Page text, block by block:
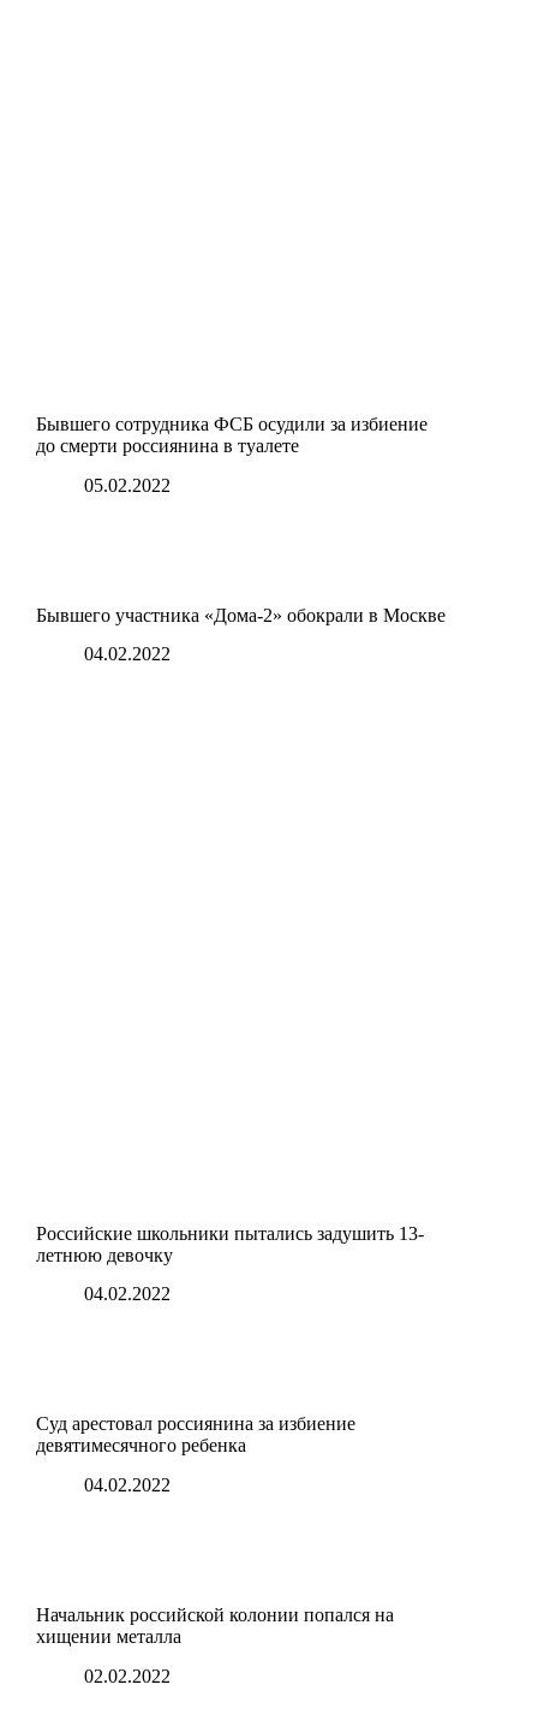
Бывшего сотрудника ФСБ осудили за избиение
до смерти россиянина в туалете
05.02.2022
Бывшего участника «Дома-2» обокрали в Москве
04.02.2022
Российские школьники пытались задушить 13-
летнюю девочку
04.02.2022
Суд арестовал россиянина за избиение
девятимесячного ребенка
04.02.2022
Начальник российской колонии попался на
хищении металла
02.02.2022